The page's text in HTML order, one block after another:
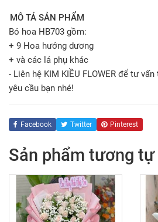
MÔ TẢ SẢN PHẨM
Bó hoa HB703 gồm:
+ 9 Hoa hướng dương
+ và các lá phụ khác
- Liên hệ KIM KIỀU FLOWER để tư
yêu cầu bạn nhé!
Facebook Twitter Pinterest
Sản phẩm tương tự